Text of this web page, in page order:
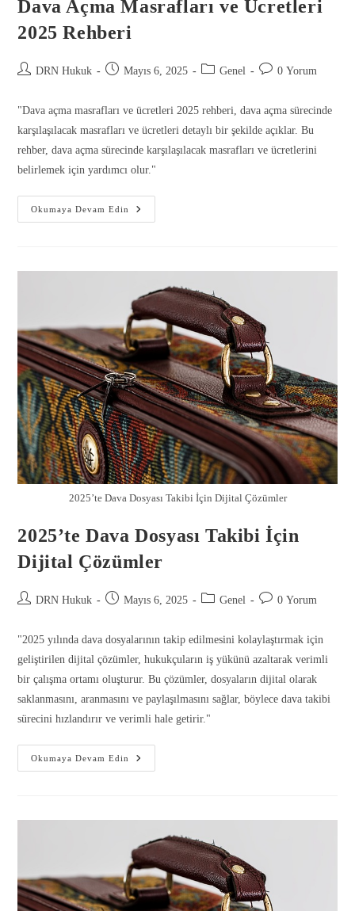
Dava Açma Masrafları ve Ücretleri
2025 Rehberi
DRN Hukuk Mayıs 6, 2025 Genel 0 Yorum
"Dava açma masrafları ve ücretleri 2025 rehberi, dava açma sürecinde
karşılaşılacak masrafları ve ücretleri detaylı bir şekilde açıklar. Bu
rehber, dava açma sürecinde karşılaşılacak masrafları ve ücretlerini
belirlemek için yardımcı olur."
Okumaya Devam Edin
2025’te Dava Dosyası Takibi İçin Dijital Çözümler
2025’te Dava Dosyası Takibi İçin
Dijital Çözümler
DRN Hukuk Mayıs 6, 2025 Genel 0 Yorum
"2025 yılında dava dosyalarının takip edilmesini kolaylaştırmak için
geliştirilen dijital çözümler, hukukçuların iş yükünü azaltarak verimli
bir çalışma ortamı oluşturur. Bu çözümler, dosyaların dijital olarak
saklanmasını, aranmasını ve paylaşılmasını sağlar, böylece dava takibi
sürecini hızlandırır ve verimli hale getirir."
Okumaya Devam Edin